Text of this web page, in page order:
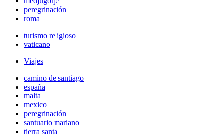
peregrinación
roma
turismo religioso
vaticano
Viajes
camino de santiago
españa
malta
mexico
peregrinación
santuario mariano
tierra santa